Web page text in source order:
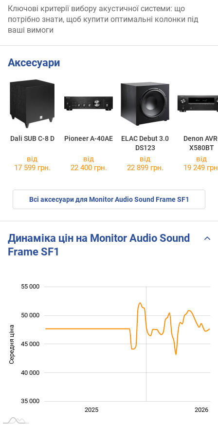
Ключові критерії вибору акустичної системи: що
потрібно знати, щоб купити оптимальні колонки під
ваші вимоги
Аксесуари
Dali SUB C-8 D Pioneer A-40AE
ELAC Debut 3.0
DS123
Denon
X580BT
від
17 599 грн.
від
22 400 грн.
від
22 899 грн.
від
19 249
Всі аксесуари для Monitor Audio Sound Frame SF1
Динаміка цін на Monitor Audio Sound
Frame SF1
Середня ціна 38 000
40 000
55 000
50 000
45 000
35 000
2025 2026